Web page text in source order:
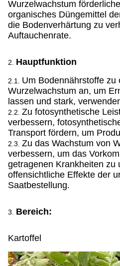
Wurzelwachstum
organisches Düngemittel
die Bodenverhärtung zu
Auftauchenrate.
2. Hauptfunktion
2.1. Um Bodennährstoffe zu
Wurzelwachstum an, um
lassen und stark,
2.2. Zu fotosynthetische
verbessern,
Transport fördern, um
2.3. Zu das Wachstum von
verbessern, um das
getragenen Krankheiten zu
offensichtliche Effekte der
Saatbestellung.
3. Bereich:
Kartoffel